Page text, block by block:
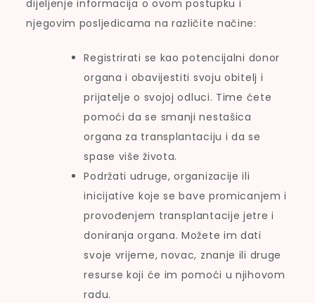
dijeljenje informacija o ovom postupku i
njegovim posljedicama na različite načine:
Registrirati se kao potencijalni donor
organa i obavijestiti svoju obitelj i
prijatelje o svojoj odluci. Time ćete
pomoći da se smanji nestašica
organa za transplantaciju i da se
spase više života.
Podržati udruge, organizacije ili
inicijative koje se bave promicanjem i
provođenjem transplantacije jetre i
doniranja organa. Možete im dati
svoje vrijeme, novac, znanje ili druge
resurse koji će im pomoći u njihovom
radu.